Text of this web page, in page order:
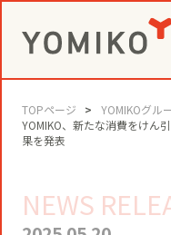
GAME CHANGE
VALUE
TOPページ
YOMIKOグル
YOMIKO、新たな消費をけん
果を発表
NEWS